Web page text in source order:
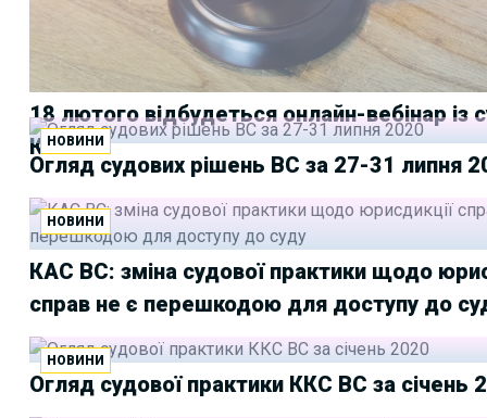
18 лютого відбудеться онлайн-вебінар із
КАС ВС
НОВИНИ
Огляд судових рішень ВС за 27-31 липня
НОВИНИ
КАС ВС: зміна судової практики щодо
справ не є перешкодою для доступу до
НОВИНИ
Огляд судової практики ККС ВС за січень